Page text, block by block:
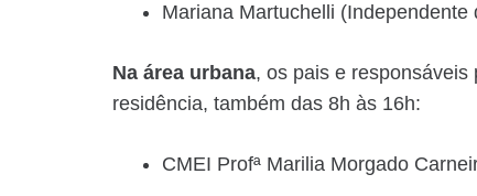
Mariana Martuchelli
Na área urbana, os pais e
residência, também das 8h às 16h:
CMEI Profª Marilia Morgado